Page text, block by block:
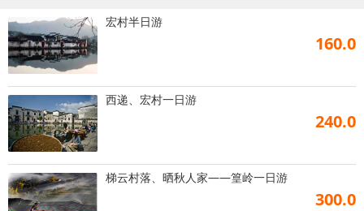
宏村半日游
160.0
西递、宏村一日游
240.0
梯云村落、晒秋人家——篁岭一日游
300.0